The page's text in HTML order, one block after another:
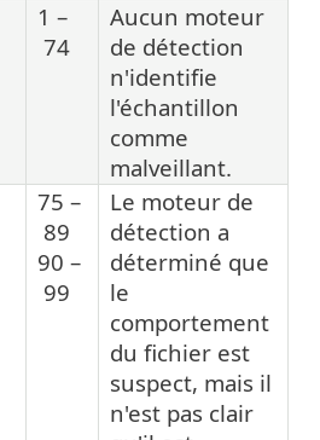
1 –
74
Aucun moteur
de détection
n'identifie
l'échantillon
comme
malveillant.
75 –
89
90 –
99
Le moteur de
détection a
déterminé que
le
comportement
du fichier est
suspect, mais il
n'est pas clair